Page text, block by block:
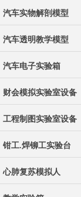
汽车实物解剖模型
汽车透明教学模型
汽车电子实验箱
财会模拟实验室设备
工程制图实验室设备
钳工.焊铆工实验台
心肺复苏模拟人